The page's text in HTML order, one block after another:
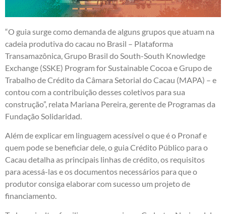
“O guia surge como demanda de alguns grupos que atuam na
cadeia produtiva do cacau no Brasil – Plataforma
Transamazônica, Grupo Brasil do South-South Knowledge
Exchange (SSKE) Program for Sustainable Cocoa e Grupo de
Trabalho de Crédito da Câmara Setorial do Cacau (MAPA) – e
contou com a contribuição desses coletivos para sua
construção”, relata Mariana Pereira, gerente de Programas da
Fundação Solidaridad.
Além de explicar em linguagem acessível o que é o Pronaf e
quem pode se beneficiar dele, o guia Crédito Público para o
Cacau detalha as principais linhas de crédito, os requisitos
para acessá-las e os documentos necessários para que o
produtor consiga elaborar com sucesso um projeto de
financiamento.